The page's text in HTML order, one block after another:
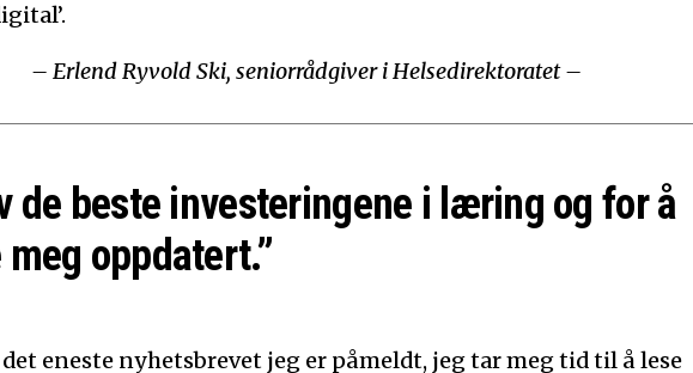
– Erlend Ryvold Ski, seniorrådgiver i Helsedirektoratet –
de beste investeringene i læring og for å
meg oppdatert.”
eneste nyhetsbrevet jeg er påmeldt, jeg tar meg tid til å lese